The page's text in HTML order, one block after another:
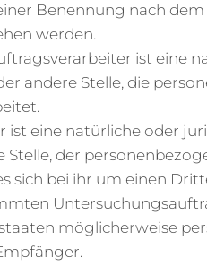
Benennung nach
werden.
ist eine
andere Stelle, die
eine natürliche oder
Stelle, der
sich bei ihr um einen
möglicherweise